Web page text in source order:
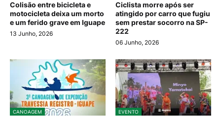
Colisão entre bicicleta e
motocicleta deixa um morto
e um ferido grave em Iguape
13 Junho, 2026
Ciclista morre após ser
atingido por carro que fugiu
sem prestar socorro na SP-
222
06 Junho, 2026
CANOAGEM EVENTO